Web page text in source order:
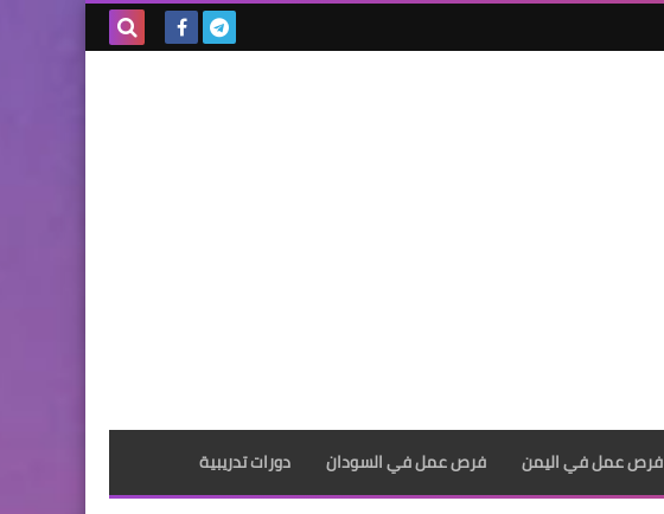
فرص عمل في اليمن فرص عمل في السودان دورات تدريبية